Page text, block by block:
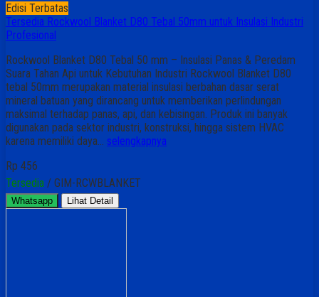
Edisi Terbatas
Tersedia Rockwool Blanket D80 Tebal 50mm untuk Insulasi Industri
Profesional
Rockwool Blanket D80 Tebal 50 mm – Insulasi Panas & Peredam
Suara Tahan Api untuk Kebutuhan Industri Rockwool Blanket D80
tebal 50mm merupakan material insulasi berbahan dasar serat
mineral batuan yang dirancang untuk memberikan perlindungan
maksimal terhadap panas, api, dan kebisingan. Produk ini banyak
digunakan pada sektor industri, konstruksi, hingga sistem HVAC
karena memiliki daya… selengkapnya
Rp 456
Tersedia / GIM-RCWBLANKET
Whatsapp Lihat Detail